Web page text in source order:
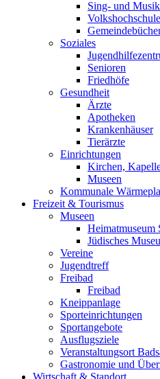
Sing- und
Volkshochschule
Soziales
Senioren
Friedhöfe
Gesundheit
Ärzte
Apotheken
Krankenhäuser
Tierärzte
Einrichtungen
Kirchen,
Museen
Kommunale
Freizeit & Tourismus
Museen
Heimatmuseum
Jüdisches
Vereine
Jugendtreff
Freibad
Freibad
Kneippanlage
Sporteinrichtungen
Sportangebote
Ausflugsziele
Veranstaltungsort
Gastronomie und
Wirtschaft & Standort